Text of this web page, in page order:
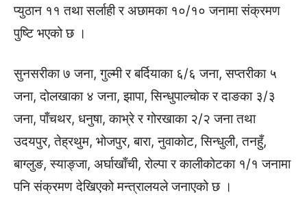
प्युठान ११ तथा सर्लाही र अछामका १०/१० जनामा संक्रमण
पुष्टि भएको छ ।
सुनसरीका ७ जना, गुल्मी र बर्दियाका ६/६ जना, सप्तरीका ५
जना, दोलखाका ४ जना, झापा, सिन्धुपाल्चोक र दाङका ३/३
जना, पाँचथर, धनुषा, काभ्रे र गोरखाका २/२ जना तथा
उदयपुर, तेह्रथुम, भोजपुर, बारा, नुवाकोट, सिन्धुली, तनहुँ,
बाग्लुङ, स्याङ्जा, अर्घाखाँची, रोल्पा र कालीकोटका १/१ जनामा
पनि संक्रमण देखिएको मन्त्रालयले जनाएको छ ।